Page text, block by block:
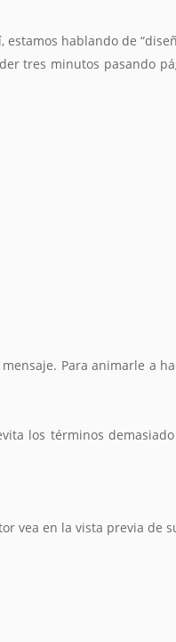
hablando de
tres minutos pasando
Para animarle a
los términos
vea en la vista previa de